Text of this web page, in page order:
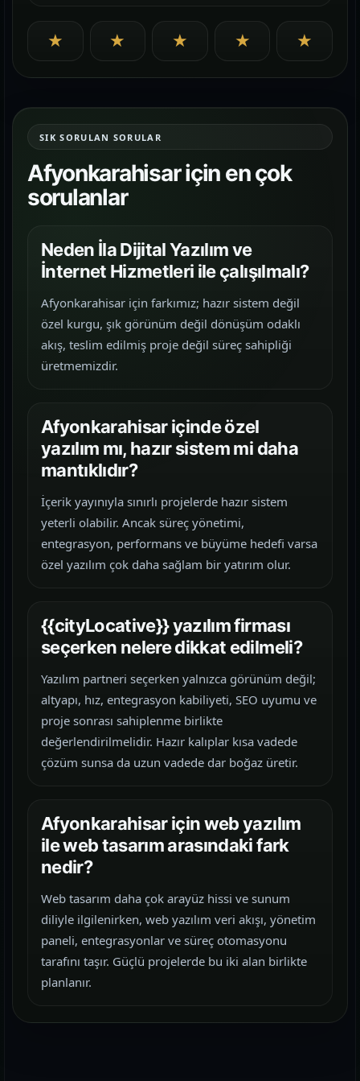
★ ★ ★ ★ ★
SIK SORULAN SORULAR
Afyonkarahisar için en çok
sorulanlar
Neden İla Dijital Yazılım ve
İnternet Hizmetleri ile çalışılmalı?
Afyonkarahisar için farkımız; hazır sistem değil
özel kurgu, şık görünüm değil dönüşüm odaklı
akış, teslim edilmiş proje değil süreç sahipliği
üretmemizdir.
Afyonkarahisar içinde özel
yazılım mı, hazır sistem mi daha
mantıklıdır?
İçerik yayınıyla sınırlı projelerde hazır sistem
yeterli olabilir. Ancak süreç yönetimi,
entegrasyon, performans ve büyüme hedefi varsa
özel yazılım çok daha sağlam bir yatırım olur.
{{cityLocative}} yazılım firması
seçerken nelere dikkat edilmeli?
Yazılım partneri seçerken yalnızca görünüm değil;
altyapı, hız, entegrasyon kabiliyeti, SEO uyumu ve
proje sonrası sahiplenme birlikte
değerlendirilmelidir. Hazır kalıplar kısa vadede
çözüm sunsa da uzun vadede dar boğaz üretir.
Afyonkarahisar için web yazılım
ile web tasarım arasındaki fark
nedir?
Web tasarım daha çok arayüz hissi ve sunum
diliyle ilgilenirken, web yazılım veri akışı, yönetim
paneli, entegrasyonlar ve süreç otomasyonu
tarafını taşır. Güçlü projelerde bu iki alan birlikte
planlanır.